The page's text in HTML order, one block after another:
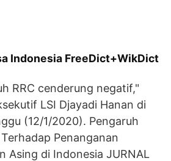
Indonesia FreeDict+WikDict
RRC cenderung negatif,"
LSI Djayadi Hanan di
(12/1/2020). Pengaruh
Penanganan
Asing di Indonesia JURNAL